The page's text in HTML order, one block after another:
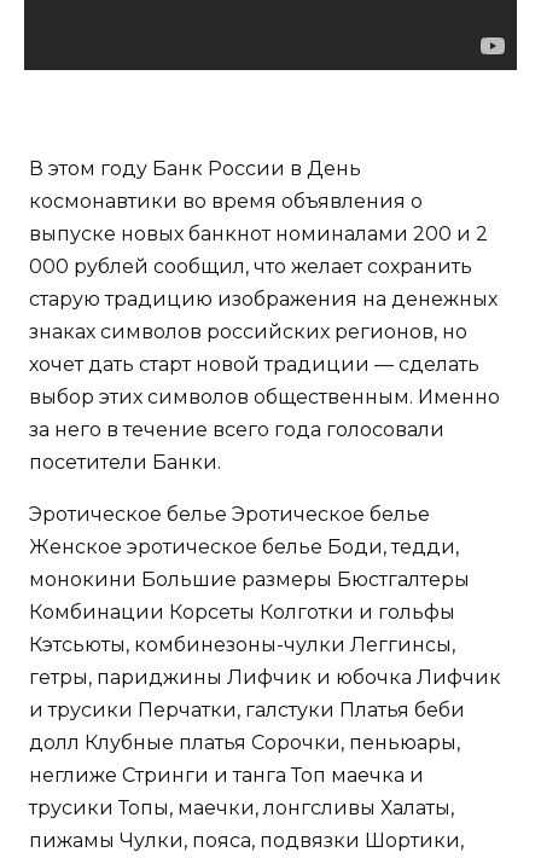
В этом году Банк России в День
космонавтики во время объявления о
выпуске новых банкнот номиналами 200 и 2
000 рублей сообщил, что желает сохранить
старую традицию изображения на денежных
знаках символов российских регионов, но
хочет дать старт новой традиции — сделать
выбор этих символов общественным. Именно
за него в течение всего года голосовали
посетители Банки.
Эротическое белье Эротическое белье
Женское эротическое белье Боди, тедди,
монокини Большие размеры Бюстгалтеры
Комбинации Корсеты Колготки и гольфы
Кэтсьюты, комбинезоны-чулки Леггинсы,
гетры, париджины Лифчик и юбочка Лифчик
и трусики Перчатки, галстуки Платья беби
долл Клубные платья Сорочки, пеньюары,
неглиже Стринги и танга Топ маечка и
трусики Топы, маечки, лонгсливы Халаты,
пижамы Чулки, пояса, подвязки Шортики,